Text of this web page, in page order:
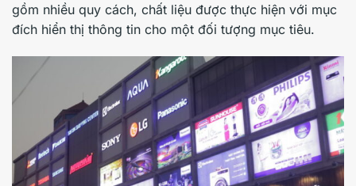
gồm nhiều quy cách, chất liệu được thực hiện với mục
đích hiển thị thông tin cho một đối tượng mục tiêu.